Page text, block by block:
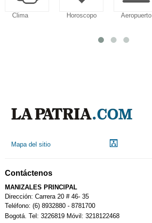
Clima Horoscopo Aeropuerto
Mapa del sitio
Contáctenos
MANIZALES PRINCIPAL
Dirección: Carrera 20 # 46- 35
Teléfono: (6) 8932880 - 8781700
Bogotá. Tel: 3226819 Móvil: 3218122468